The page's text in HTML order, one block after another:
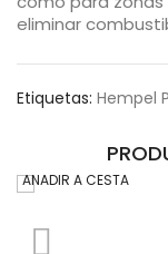
eliminar
Etiquetas: Hempel
AÑADIR A CESTA